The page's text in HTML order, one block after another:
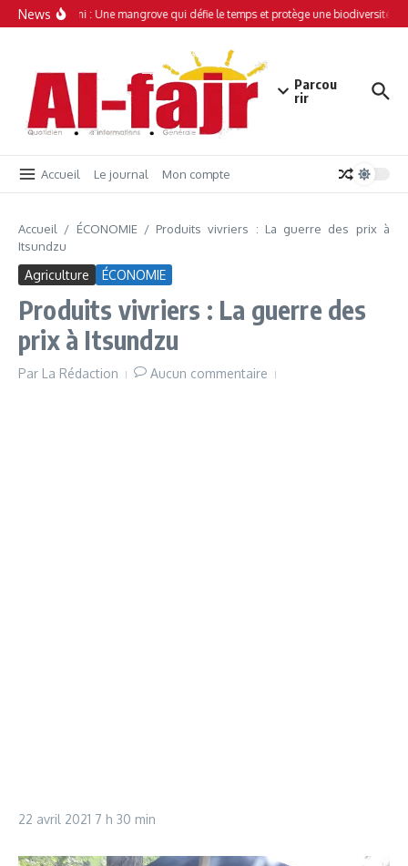
Aller au contenu
News
Simamboini : Une mangrove qui défie le temps et protège une biodiversité
Parcou
rir
Accueil Le journal Mon compte
Accueil / ÉCONOMIE/ Produits vivriers : La guerre des prix à
Itsundzu
Agriculture ÉCONOMIE
Produits vivriers : La guerre des
prix à Itsundzu
Par La Rédaction Aucun commentaire
22 avril 2021 7 h 30 min